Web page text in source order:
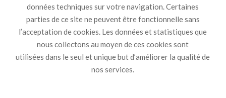
données techniques sur votre navigation. Certaines
parties de ce site ne peuvent être fonctionnelle sans
l’acceptation de cookies. Les données et statistiques que
nous collectons au moyen de ces cookies sont
utilisées dans le seul et unique but d’améliorer la qualité de
nos services.